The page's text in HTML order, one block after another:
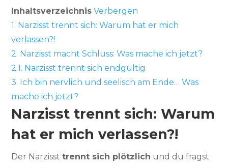
Inhaltsverzeichnis Verbergen
1. Narzisst trennt sich: Warum hat er mich
verlassen?!
2. Narzisst macht Schluss: Was mache ich jetzt?
2.1. Narzisst trennt sich endgültig
3. Ich bin nervlich und seelisch am Ende… Was
mache ich jetzt?
Narzisst trennt sich: Warum
hat er mich verlassen?!
Der Narzissttrennt sich plötzlich und du fragst